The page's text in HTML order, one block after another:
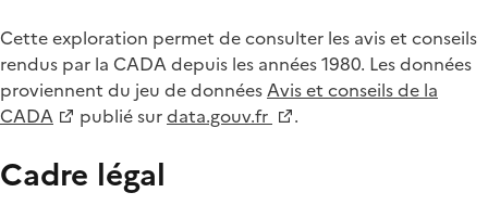
Cette exploration permet de consulter les avis et conseils
rendus par la CADA depuis les années 1980. Les données
proviennent du jeu de donnéesAvis et conseils de la
CADA
publié surdata.gouv.fr .
Cadre légal